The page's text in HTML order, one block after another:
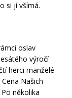
si jí všímá.
oslav
výročí
herci manželé
Našich
několika